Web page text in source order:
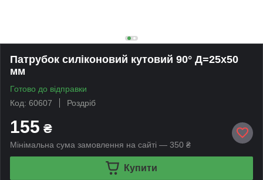
Патрубок силіконовий кутовий 90° Д=25х50
мм
Готово до відправки
Код: 60607
Роздріб
155 ₴
Мінімальна сума замовлення на сайті — 350 ₴
Купити